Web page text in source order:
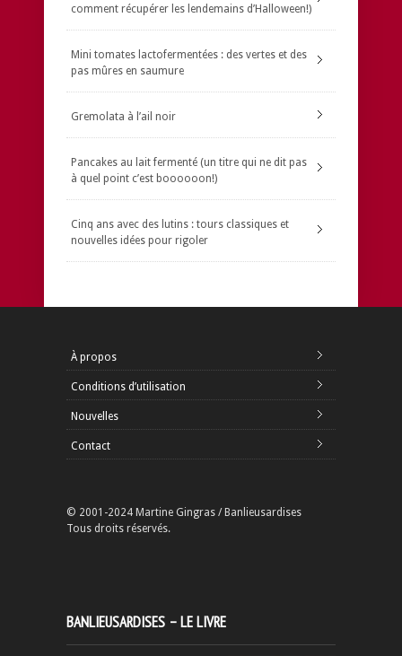
comment récupérer les lendemains d’Halloween!)
Mini tomates lactofermentées : des vertes et des
pas mûres en saumure
Gremolata à l’ail noir
Pancakes au lait fermenté (un titre qui ne dit pas
à quel point c’est boooooon!)
Cinq ans avec des lutins : tours classiques et
nouvelles idées pour rigoler
À propos
Conditions d’utilisation
Nouvelles
Contact
© 2001-2024 Martine Gingras / Banlieusardises
Tous droits réservés.
BANLIEUSARDISES – LE LIVRE